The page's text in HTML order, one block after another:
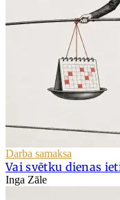
Darba samaksa
Vai svētku dienas
Inga Zāle